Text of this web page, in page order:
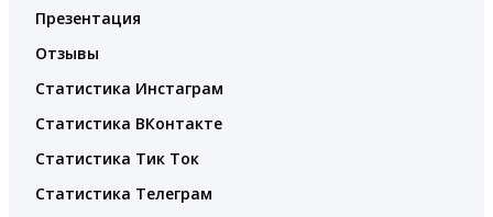
Презентация
Отзывы
Статистика Инстаграм
Статистика ВКонтакте
Статистика Тик Ток
Статистика Телеграм